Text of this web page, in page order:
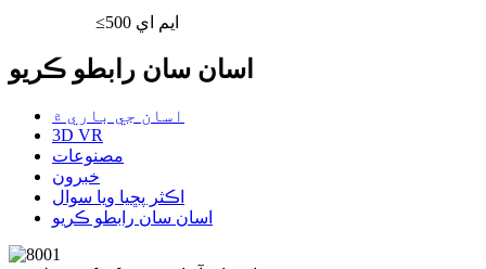
≤500 ايم اي
اسان سان رابطو ڪريو
اسان جي باري ۾
3D VR
مصنوعات
خبرون
اڪثر پڇيا ويا سوال
اسان سان رابطو ڪريو